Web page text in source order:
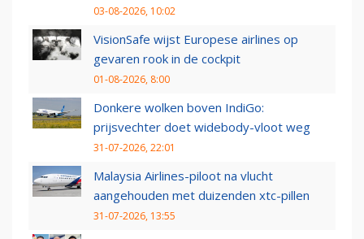
03-08-2026, 10:02
VisionSafe wijst Europese airlines op
gevaren rook in de cockpit
01-08-2026, 8:00
Donkere wolken boven IndiGo:
prijsvechter doet widebody-vloot weg
31-07-2026, 22:01
Malaysia Airlines-piloot na vlucht
aangehouden met duizenden xtc-pillen
31-07-2026, 13:55